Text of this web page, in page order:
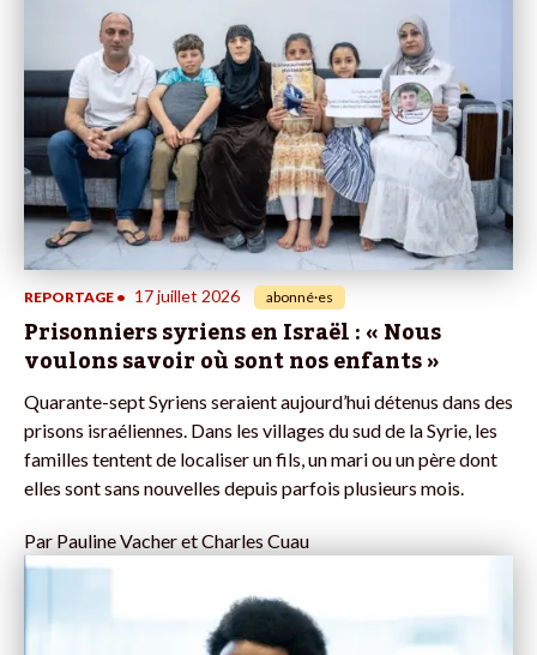
REPORTAGE • 17 juillet 2026 abonné·es
Prisonniers syriens en Israël : « Nous
voulons savoir où sont nos enfants »
Quarante-sept Syriens seraient aujourd’hui détenus dans des
prisons israéliennes. Dans les villages du sud de la Syrie, les
familles tentent de localiser un fils, un mari ou un père dont
elles sont sans nouvelles depuis parfois plusieurs mois.
Par Pauline Vacher et Charles Cuau